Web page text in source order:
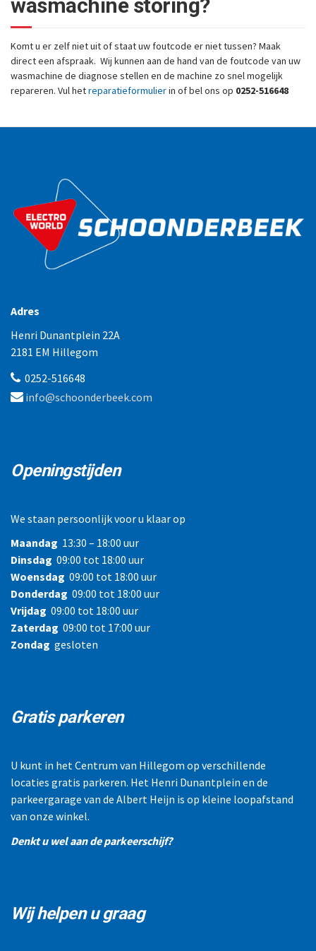
wasmachine storing?
Komt u er zelf niet uit of staat uw foutcode er niet tussen? Maak
direct een afspraak. Wij kunnen aan de hand van de foutcode van uw
wasmachine de diagnose stellen en de machine zo snel mogelijk
repareren. Vul hetreparatieformulierin of bel ons op 0252-516648
Adres
Henri Dunantplein 22A
2181 EM Hillegom
0252-516648
info@schoonderbeek.com
Openingstijden
We staan persoonlijk voor u klaar op
Maandag 13:30 – 18:00 uur
Dinsdag 09:00 tot 18:00 uur
Woensdag 09:00 tot 18:00 uur
Donderdag 09:00 tot 18:00 uur
Vrijdag 09:00 tot 18:00 uur
Zaterdag 09:00 tot 17:00 uur
Zondag gesloten
Gratis parkeren
U kunt in het Centrum van Hillegom op verschillende
locaties gratis parkeren. Het Henri Dunantplein en de
parkeergarage van de Albert Heijn is op kleine loopafstand
van onze winkel.
Denkt u wel aan de parkeerschijf?
Wij helpen u graag